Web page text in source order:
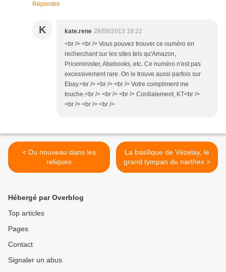
Répondre
K kate.rene 28/08/2013 18:22
<br /> <br /> Vous pouvez trouver ce numéro en
recherchant sur les sites tels qu'Amazon,
Priceminister, Abebooks, etc. Ce numéro n'est pas
excessivement rare. On le trouve aussi parfois sur
Ebay.<br /> <br /> <br /> Votre compliment me
touche.<br /> <br /> <br /> Cordialement, KT<br />
<br /> <br /> <br />
< Du nouveau dans les
reliques
La basilique de Vézelay, le
grand tympan du narthex >
Hébergé par Overblog
Top articles
Pages
Contact
Signaler un abus